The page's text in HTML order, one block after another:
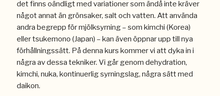
det finns oändligt med variationer som ändå inte kräver
något annat än grönsaker, salt och vatten. Att använda
andra begrepp för mjölksyrning – som kimchi (Korea)
eller tsukemono (Japan) – kan även öppnar upp till nya
förhållningssätt. På denna kurs kommer vi att dyka in i
några av dessa tekniker. Vi går genom dehydration,
kimchi, nuka, kontinuerlig syrningslag, några sätt med
daikon.